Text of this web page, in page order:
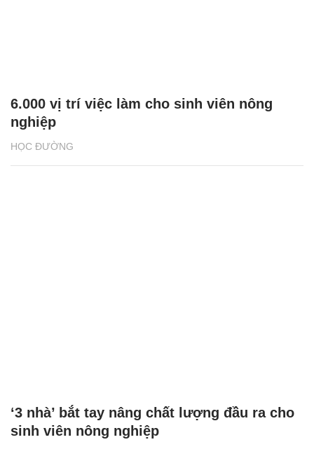
HỌC ĐƯỜNG
6.000 vị trí việc làm cho sinh viên nông
nghiệp
‘3 nhà’ bắt tay nâng chất lượng đầu ra cho
sinh viên nông nghiệp